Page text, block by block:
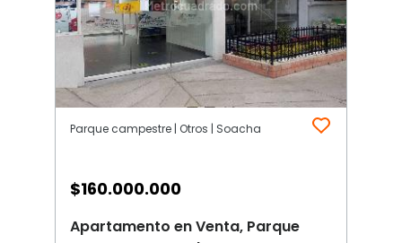
Parque campestre | Otros | Soacha
$160.000.000
Apartamento en Venta, Parque